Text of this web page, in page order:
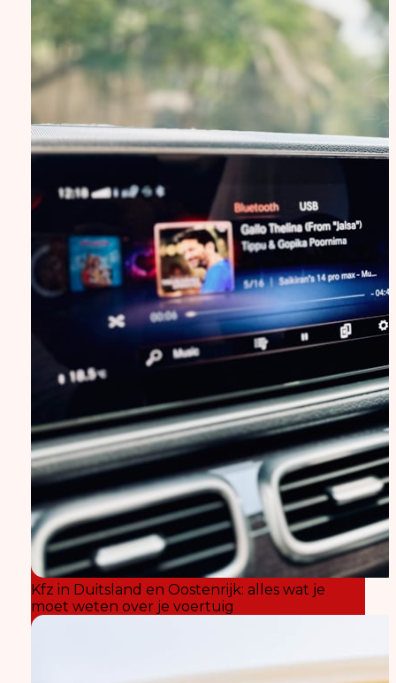
Kfz in Duitsland en Oostenrijk: alles wat je
moet weten over je voertuig